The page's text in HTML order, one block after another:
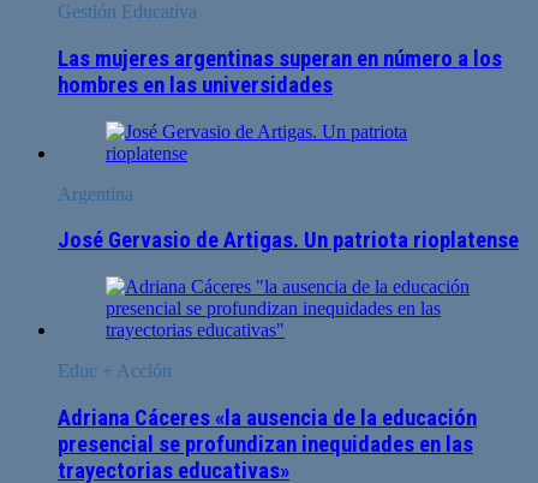
Gestión Educativa
Las mujeres argentinas superan en número a los
hombres en las universidades
Argentina
José Gervasio de Artigas. Un patriota rioplatense
Educ + Acción
Adriana Cáceres «la ausencia de la educación
presencial se profundizan inequidades en las
trayectorias educativas»